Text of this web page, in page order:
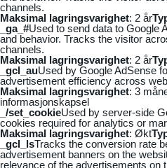
channels.
Maksimal lagringsvarighet: 2 år
_ga_#Used to send data to Google
and behavior. Tracks the visitor
channels.
Maksimal lagringsvarighet: 2 år
_gcl_auUsed by Google AdSense
advertisement efficiency across
Maksimal lagringsvarighet: 3
informasjonskapsel
_/set_cookieUsed by server-side
cookies required for analytics or
Maksimal lagringsvarighet: Økt
_gcl_lsTracks the conversion rate
advertisement banners on the
relevance of the advertisements on